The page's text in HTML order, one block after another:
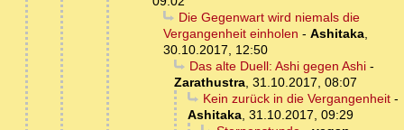
Die Gegenwart wird niemals die
Vergangenheit einholen - Ashitaka,
30.10.2017, 12:50
Das alte Duell: Ashi gegen Ashi-
Zarathustra, 31.10.2017, 08:07
Kein zurück in die Vergangenheit-
Ashitaka, 31.10.2017, 09:29